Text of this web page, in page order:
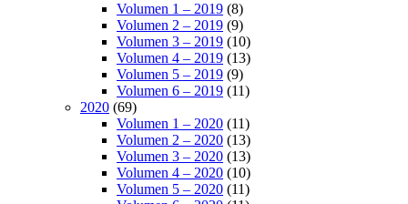
Volumen 1 – 2019 (8)
Volumen 2 – 2019 (9)
Volumen 3 – 2019 (10)
Volumen 4 – 2019 (13)
Volumen 5 – 2019 (9)
Volumen 6 – 2019 (11)
2020 (69)
Volumen 1 – 2020 (11)
Volumen 2 – 2020 (13)
Volumen 3 – 2020 (13)
Volumen 4 – 2020 (10)
Volumen 5 – 2020 (11)